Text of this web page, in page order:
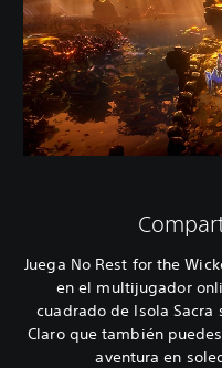
Juega No Rest for the
en el multijugador
cuadrado de Isola
Claro que también
aventura en